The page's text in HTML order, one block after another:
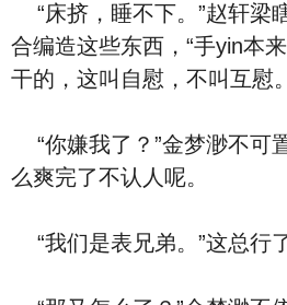
“床挤，睡不下。”赵轩梁
合编造这些东西，“手yin本
干的，这叫自慰，不叫互慰
“你嫌我了？”金梦渺不可
么爽完了不认人呢。
“我们是表兄弟。”这总行